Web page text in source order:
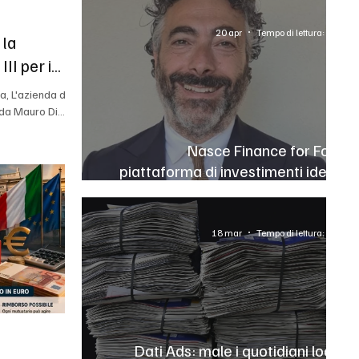
copie nel profondo nord
Nasce Finance for Food,
piattaforma di investimenti ideata
20 apr Tempo di lettura: 2 min
Dati Ads: male i quotidiani locali,
18 mar Tempo di lettura: 2 min
per i
L'azienda di
Mauro Di
categoria
III). Si tratta
che
Italia e
e